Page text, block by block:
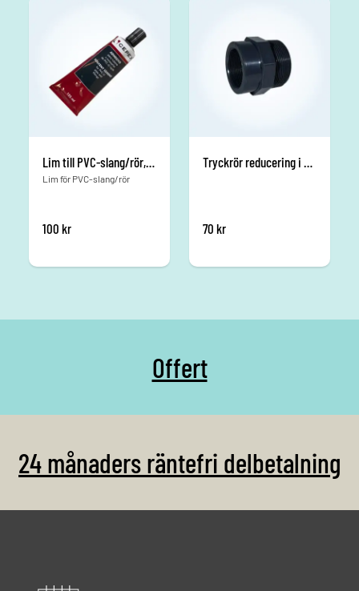
Lim till PVC-slang/rör, 125ml
Lim för PVC-slang/rör
100 kr
Tryckrör reducering i PVC 2tum (utv) - 1 ½ tum(inv)
70 kr
Offert
24 månaders räntefri delbetalning